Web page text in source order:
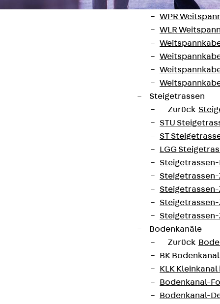
WL
WPR
WLR
Steigetrassen
Zurück
STU
ST
LGG
Steigetrassen-
Steigetrassen-
Steigetrassen-
Steigetrassen-
Bodenkanäle
Zurück
BK Bodenkanal
KLK
Bodenkanal-
Bodenkanal-
Produktneuheiten, Referenzen und aktuellen